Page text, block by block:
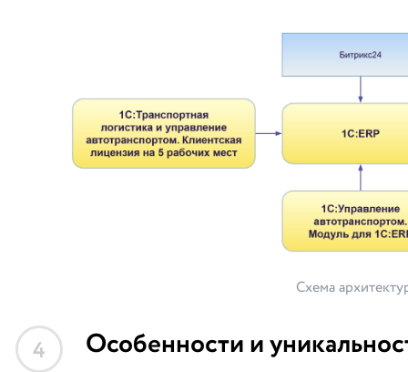
Схема
4 Особенности и